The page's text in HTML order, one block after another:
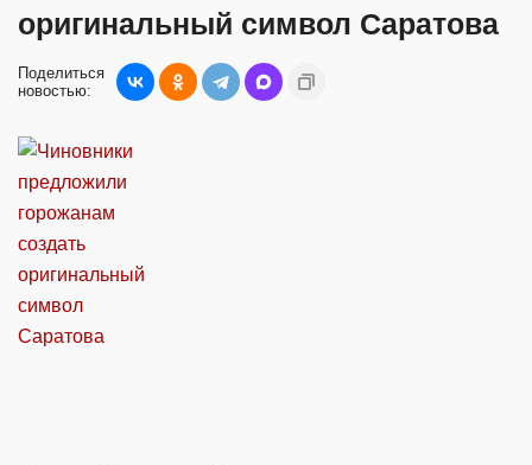
оригинальный символ Саратова
Поделиться
новостью: